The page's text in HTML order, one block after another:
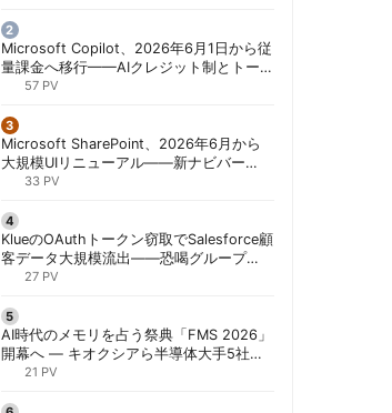
Microsoft Copilot、2026年6月1日から従
量課金へ移行——AIクレジット制とトーク
ンコストで「メーターショック」を回避
57 PV
Microsoft SharePoint、2026年6月から
大規模UIリニューアル——新ナビバー
「Discover/Publish/Build」とAI機能を段
33 PV
KlueのOAuthトークン窃取でSalesforce顧
客データ大規模流出——恐喝グループ
「Icarus」が犯行声明 | 胡田昌彦
27 PV
AI時代のメモリを占う祭典「FMS 2026」
開幕へ ― キオクシアら半導体大手5社が
基調講演に集結 | 胡田昌彦
21 PV